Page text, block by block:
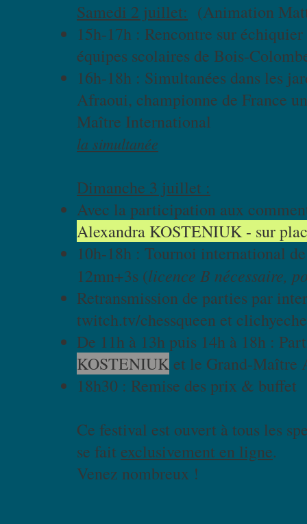
Samedi 2 juillet: (Animation
15h-17h : Rencontre sur
équipes scolaires de Bois-
16h-18h : Simultanées dans les
Afraoui, championne de France
Maître
la simultanée
Dimanche 3 juillet :
Avec la participation aux
Alexandra KOSTENIUK - sur
10h-18h : Tournoi international
12mn+3s (licence B nécessaire,
Retransmission de parties par
twitch.tv/chessqueen et
De 11h à 13h puis 14h à 18h :
KOSTENIUK et le Grand-Maître
18h30 : Remise des prix & buffet
Ce festival est ouvert à tous les
se fait exclusivement en ligne.
Venez nombreux !